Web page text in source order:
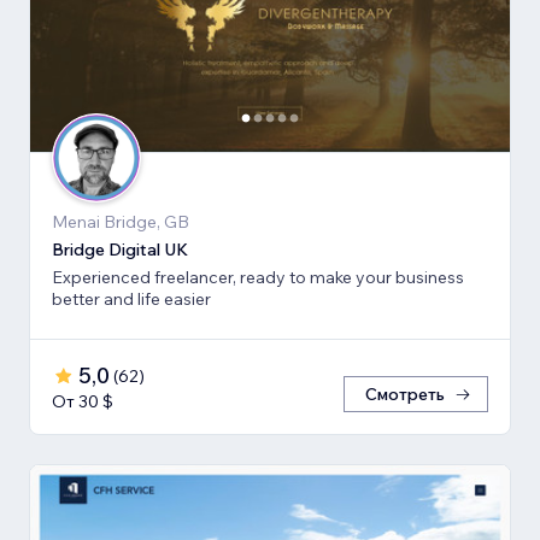
Menai Bridge, GB
Bridge Digital UK
Experienced freelancer, ready to make your business
better and life easier
5,0 (62)
От 30 $
Смотреть